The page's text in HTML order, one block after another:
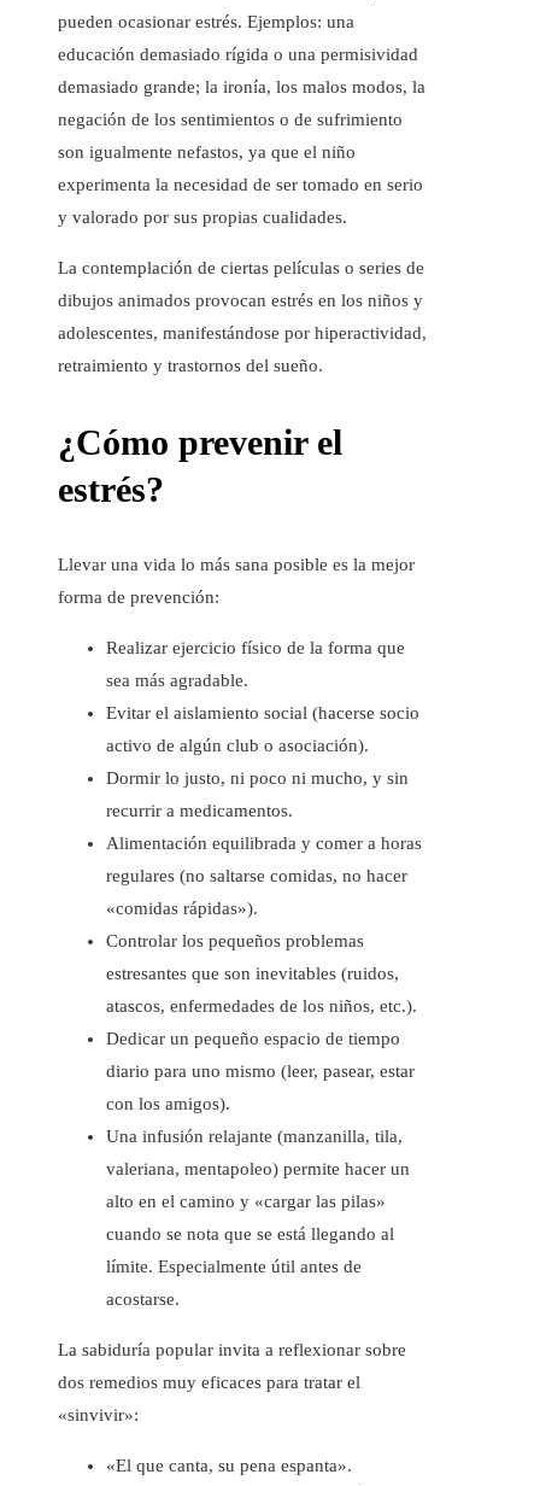
pueden ocasionar estrés. Ejemplos: una
educación demasiado rígida o una permisividad
demasiado grande; la ironía, los malos modos, la
negación de los sentimientos o de sufrimiento
son igualmente nefastos, ya que el niño
experimenta la necesidad de ser tomado en serio
y valorado por sus propias cualidades.
La contemplación de ciertas películas o series de
dibujos animados provocan estrés en los niños y
adolescentes, manifestándose por hiperactividad,
retraimiento y trastornos del sueño.
¿Cómo prevenir el
estrés?
Llevar una vida lo más sana posible es la mejor
forma de prevención:
Realizar ejercicio físico de la forma que
sea más agradable.
Evitar el aislamiento social (hacerse socio
activo de algún club o asociación).
Dormir lo justo, ni poco ni mucho, y sin
recurrir a medicamentos.
Alimentación equilibrada y comer a horas
regulares (no saltarse comidas, no hacer
«comidas rápidas»).
Controlar los pequeños problemas
estresantes que son inevitables (ruidos,
atascos, enfermedades de los niños, etc.).
Dedicar un pequeño espacio de tiempo
diario para uno mismo (leer, pasear, estar
con los amigos).
Una infusión relajante (manzanilla, tila,
valeriana, mentapoleo) permite hacer un
alto en el camino y «cargar las pilas»
cuando se nota que se está llegando al
límite. Especialmente útil antes de
acostarse.
La sabiduría popular invita a reflexionar sobre
dos remedios muy eficaces para tratar el
«sinvivir»:
«El que canta, su pena espanta».